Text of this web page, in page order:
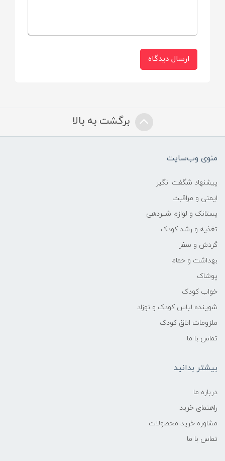
ارسال دیدگاه
برگشت به بالا
منوی وب‌سایت
پیشنهاد شگفت انگیر
ایمنی و مراقبت
پستانک و لوازم شیردهی
تغذیه و رشد کودک
گردش و سفر
بهداشت و حمام
پوشاک
خواب کودک
شوینده لباس کودک و نوزاد
ملزومات اتاق کودک
تماس با ما
بیشتر بدانید
درباره ما
راهنمای خرید
مشاوره خرید محصولات
تماس با ما